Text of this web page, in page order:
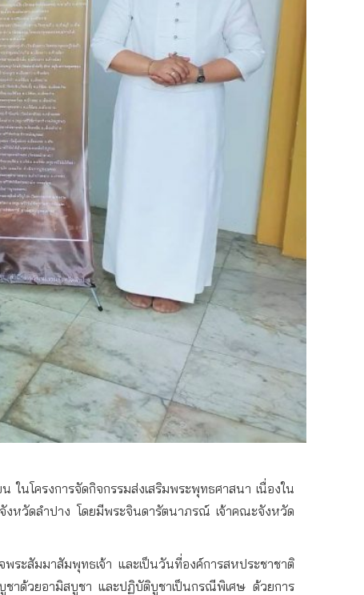
นโครงการจัดกิจกรรมส่งเสริมพระพุทธศาสนา เนื่องใน
งหวัดลำปาง โดยมีพระจินดารัตนาภรณ์ เจ้าคณะจังหวัด
ระสัมมาสัมพุทธเจ้า และเป็นวันที่องค์การสหประชาชาติ
ชาด้วยอามิสบูชา และปฏิบัติบูชาเป็นกรณีพิเศษ ด้วยการ